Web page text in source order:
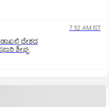
7:52 AM IST
ದೇಶದ
ಶೀಘ್ರ